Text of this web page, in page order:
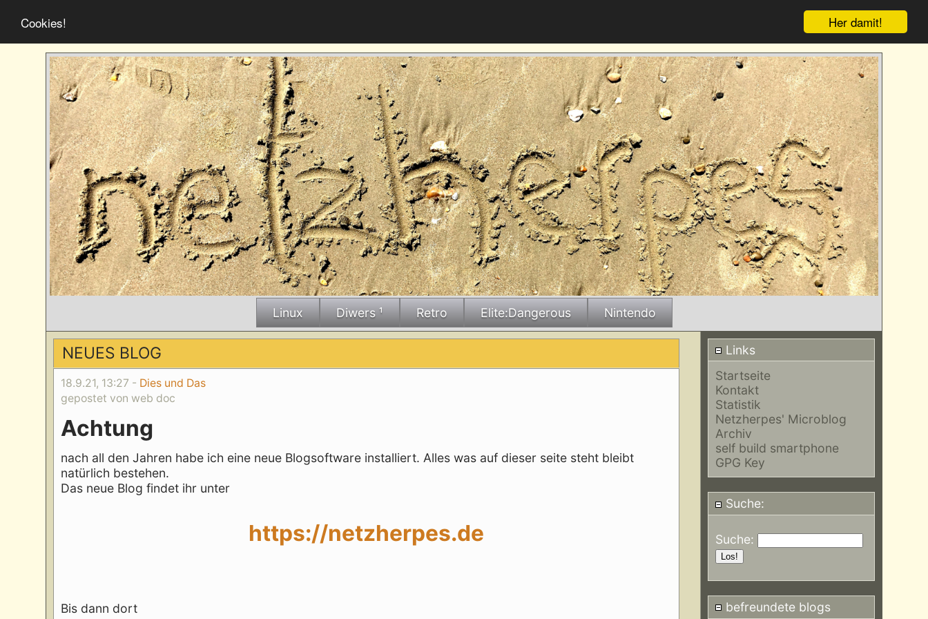
Her damit!
Cookies!
Linux Diwers ¹ Retro Elite:Dangerous Nintendo
Links
Startseite
Kontakt
Statistik
Netzherpes' Microblog
Archiv
self build smartphone
GPG Key
Suche:
Suche:
befreundete blogs
NEUES BLOG
18.9.21, 13:27 - Dies und Das
gepostet von web doc
Achtung
nach all den Jahren habe ich eine neue Blogsoftware installiert. Alles was auf dieser seite steht bleibt
natürlich bestehen.
Das neue Blog findet ihr unter
https://netzherpes.de
Bis dann dort